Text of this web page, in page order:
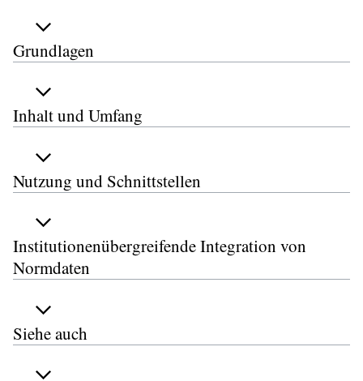
Grundlagen
Inhalt und Umfang
Nutzung und Schnittstellen
Institutionenübergreifende Integration von
Normdaten
Siehe auch